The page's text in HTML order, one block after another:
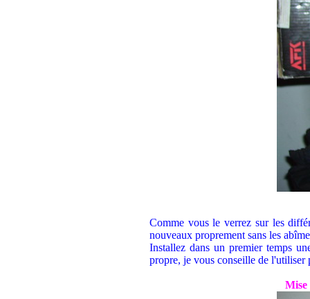
Comme vous le verrez sur les
nouveaux proprement sans les
Installez dans un premier temps
propre, je vous conseille de l'utiliser
Mise